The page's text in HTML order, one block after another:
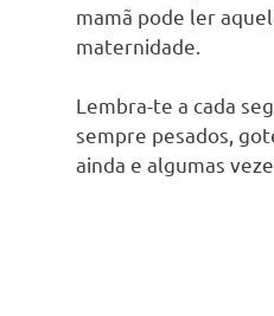
mamã pode ler
maternidade.
Lembra-te a cada
sempre pesados,
ainda e algumas